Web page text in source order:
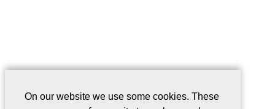
On our website we use some cookies. These